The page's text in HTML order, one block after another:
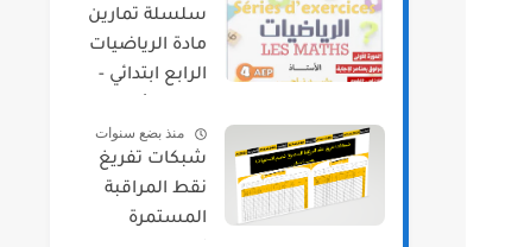
سلسلة تمارين
مادة الرياضيات
الرابع ابتدائي -
منذ بضع سنوات
شبكات تفريغ
نقط المراقبة
المستمرة